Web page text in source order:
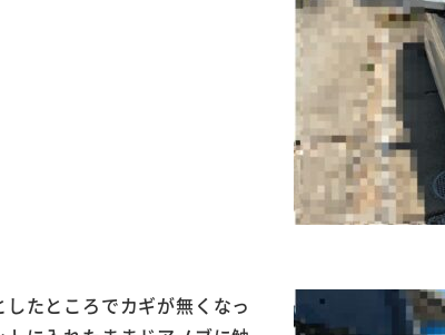
たところでカギが無くなっ